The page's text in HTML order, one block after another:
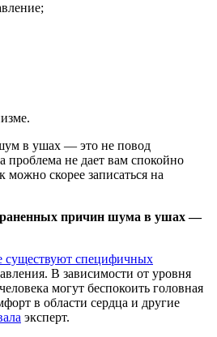
в ушах — это не повод
проблема не дает вам спокойно
скорее записаться на
причин шума в ушах —
существуют специфичных
В зависимости от уровня
могут беспокоить головная
в области сердца и другие
эксперт.